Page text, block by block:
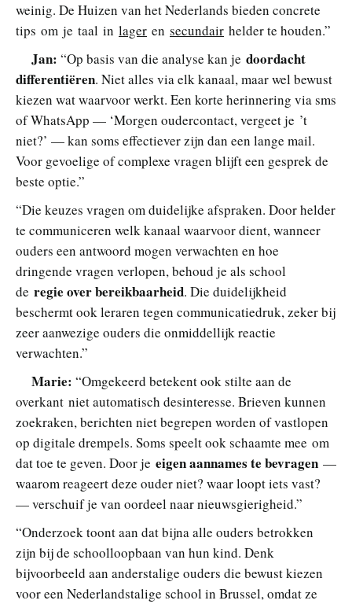
weinig. De Huizen van het Nederlands bieden concrete
tips om je taal in lager en secundair helder te houden.”
Jan: “Op basis van die analyse kan je doordacht
differentiëren. Niet alles via elk kanaal, maar wel bewust
kiezen wat waarvoor werkt. Een korte herinnering via sms
of WhatsApp — ‘Morgen oudercontact, vergeet je ’t
niet?’ — kan soms effectiever zijn dan een lange mail.
Voor gevoelige of complexe vragen blijft een gesprek de
beste optie.”
“Die keuzes vragen om duidelijke afspraken. Door helder
te communiceren welk kanaal waarvoor dient, wanneer
ouders een antwoord mogen verwachten en hoe
dringende vragen verlopen, behoud je als school
de regie over bereikbaarheid. Die duidelijkheid
beschermt ook leraren tegen communicatiedruk, zeker bij
zeer aanwezige ouders die onmiddellijk reactie
verwachten.”
Marie: “Omgekeerd betekent ook stilte aan de
overkant niet automatisch desinteresse. Brieven kunnen
zoekraken, berichten niet begrepen worden of vastlopen
op digitale drempels. Soms speelt ook schaamte mee om
dat toe te geven. Door je eigen aannames te bevragen —
waarom reageert deze ouder niet? waar loopt iets vast?
— verschuif je van oordeel naar nieuwsgierigheid.”
“Onderzoek toont aan dat bijna alle ouders betrokken
zijn bij de schoolloopbaan van hun kind. Denk
bijvoorbeeld aan anderstalige ouders die bewust kiezen
voor een Nederlandstalige school in Brussel, omdat ze